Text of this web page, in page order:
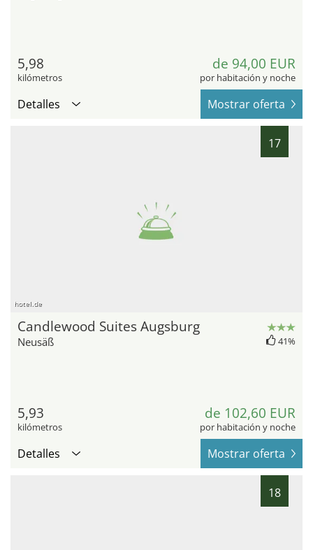
5,98
kilómetros
de 94,00 EUR
por habitación y noche
Detalles Mostrar oferta
17
hotel.de
Candlewood Suites Augsburg
Neusäß 41%
5,93
kilómetros
de 102,60 EUR
por habitación y noche
Detalles Mostrar oferta
18